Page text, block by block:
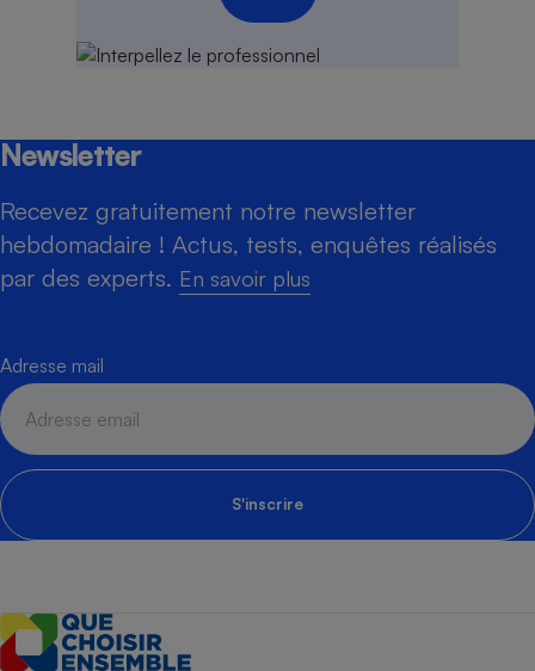
Newsletter
Recevez gratuitement notre newsletter
hebdomadaire ! Actus, tests, enquêtes réalisés
par des experts. En savoir plus
Adresse mail
S'inscrire